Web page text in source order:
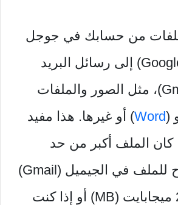
من حسابك في جوجل
درايف (Google Drive) إلى رسائل البريد
الإلكتروني (Gmail)، مثل الصور والملفات
(
Word) أو غيرها. هذا مفيد
الملف أكبر من حد
الحجم المسموح للملف في الجيميل (Gmail)
الذي يُساوي 25 ميجابايت (MB) أو إذا كنت